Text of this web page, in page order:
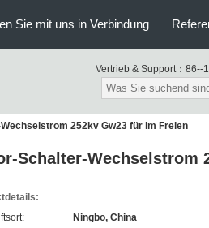
Sie mit uns in Verbindung
Vertrieb & Support： 86--
252kv Gw23 für im Freien
Schalter-Wechselstrom
Ningbo, China